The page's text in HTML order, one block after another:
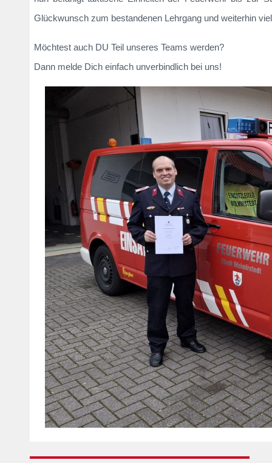
Glückwunsch zum bestandenen Lehrgang und weiterhin
Möchtest auch DU Teil unseres Teams werden?
Dann melde Dich einfach unverbindlich bei uns!